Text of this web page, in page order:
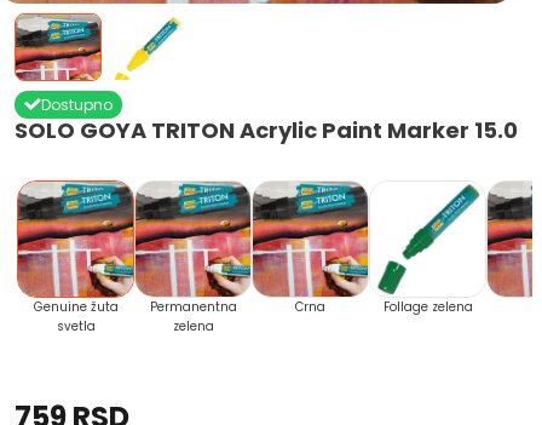
SOLO GOYA TRITON Acrylic Paint Marker 15.0
Dostupno
Genuine žuta
svetla
Permanentna
zelena
Crna Follage zelena
759 RSD